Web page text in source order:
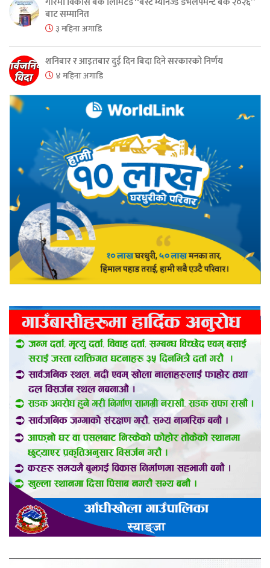
बाट सम्मानित
३ महिना अगाडि
शनिबार र आइतबार दुई दिन बिदा दिने सरकारको निर्णय
४ महिना अगाडि